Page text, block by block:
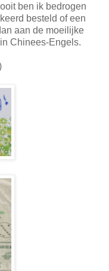
ben ik bedrogen
besteld of een
aan de moeilijke
Chinees-Engels.